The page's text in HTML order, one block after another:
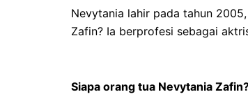
Nevytania lahir pada tahun
Zafin? Ia berprofesi sebagai
Siapa orang tua Nevytania